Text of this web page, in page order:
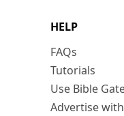
HELP
FAQs
Tutorials
Use Bible
Advertise